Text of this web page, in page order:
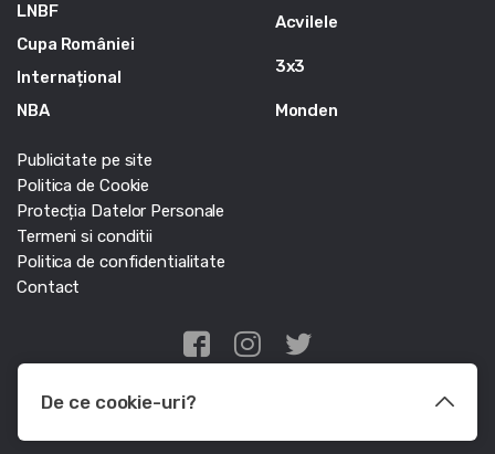
LNBF
Cupa României
Internațional
NBA
Acvilele
3x3
Monden
Publicitate pe site
Politica de Cookie
Protecția Datelor Personale
Termeni si conditii
Politica de confidentialitate
Contact
Edris Digital Agency
De ce cookie-uri?